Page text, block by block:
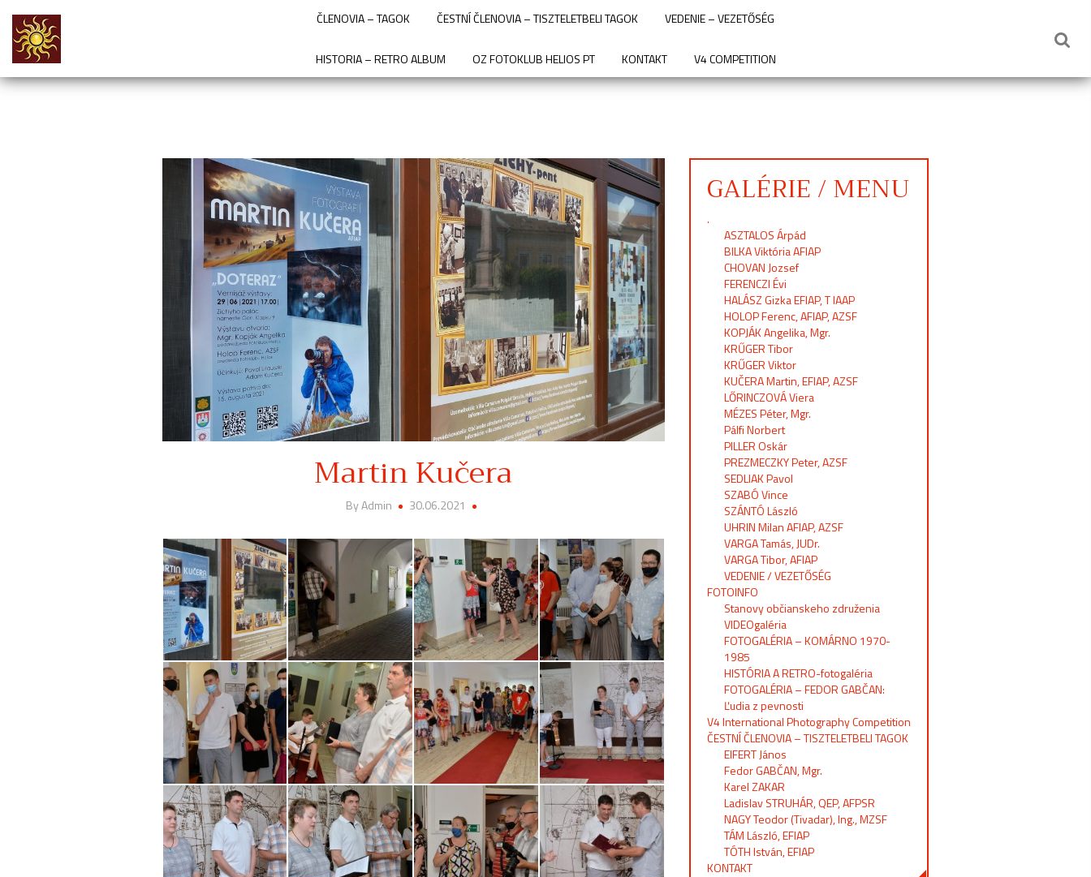
ČLENOVIA – TAGOK ČESTNÍ ČLENOVIA – TISZTELETBELI TAGOK VEDENIE – VEZETŐSÉG
HISTORIA – RETRO ALBUM OZ FOTOKLUB HELIOS PT KONTAKT V4 COMPETITION
Martin Kučera
By Admin 30.06.2021
GALÉRIE / MENU
.
ASZTALOS Árpád
BILKA Viktória AFIAP
CHOVAN Jozsef
FERENCZI Évi
HALÁSZ Gizka EFIAP, T IAAP
HOLOP Ferenc, AFIAP, AZSF
KOPJÁK Angelika, Mgr.
KRŰGER Tibor
KRŰGER Viktor
KUČERA Martin, EFIAP, AZSF
LŐRINCZOVÁ Viera
MÉZES Péter, Mgr.
Pálfi Norbert
PILLER Oskár
PREZMECZKY Peter, AZSF
SEDLIAK Pavol
SZABÓ Vince
SZÁNTÓ László
UHRIN Milan AFIAP, AZSF
VARGA Tamás, JUDr.
VARGA Tibor, AFIAP
VEDENIE / VEZETŐSÉG
FOTOINFO
Stanovy občianskeho združenia
VIDEOgaléria
FOTOGALÉRIA – KOMÁRNO 1970-
1985
HISTÓRIA A RETRO-fotogaléria
FOTOGALÉRIA – FEDOR GABČAN:
Ľudia z pevnosti
V4 International Photography Competition
ČESTNÍ ČLENOVIA – TISZTELETBELI TAGOK
EIFERT János
Fedor GABČAN, Mgr.
Karel ZAKAR
Ladislav STRUHÁR, QEP, AFPSR
NAGY Teodor (Tivadar), Ing., MZSF
TÁM László, EFIAP
TÓTH István, EFIAP
KONTAKT